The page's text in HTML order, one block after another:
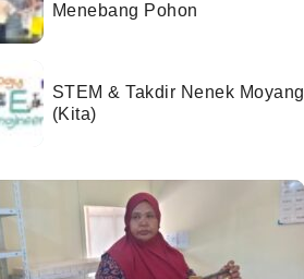
Menebang Pohon
STEM & Takdir Nenek Moyang
(Kita)